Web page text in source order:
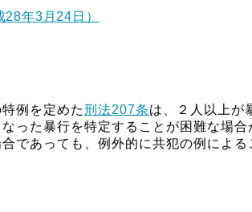
年3月24日）
例を定めた刑法207条は、２人以上が
った暴行を特定することが困難な場
であっても、例外的に共犯の例による